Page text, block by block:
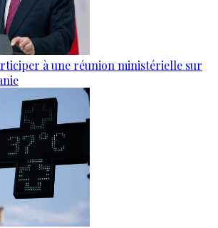
à une réunion ministérielle sur